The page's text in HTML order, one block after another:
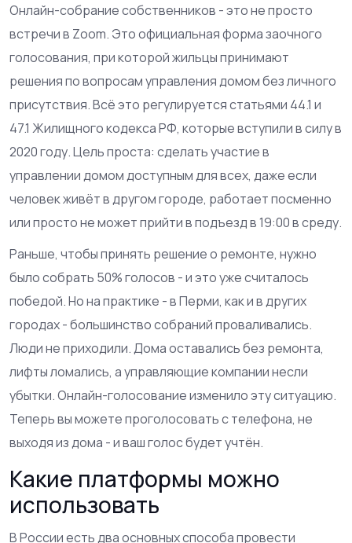
Онлайн-собрание собственников - это не просто
встречи в Zoom. Это официальная форма заочного
голосования, при которой жильцы принимают
решения по вопросам управления домом без личного
присутствия. Всё это регулируется статьями 44.1 и
47.1 Жилищного кодекса РФ, которые вступили в силу в
2020 году. Цель проста: сделать участие в
управлении домом доступным для всех, даже если
человек живёт в другом городе, работает посменно
или просто не может прийти в подъезд в 19:00 в среду.
Раньше, чтобы принять решение о ремонте, нужно
было собрать 50% голосов - и это уже считалось
победой. Но на практике - в Перми, как и в других
городах - большинство собраний проваливались.
Люди не приходили. Дома оставались без ремонта,
лифты ломались, а управляющие компании несли
убытки. Онлайн-голосование изменило эту ситуацию.
Теперь вы можете проголосовать с телефона, не
выходя из дома - и ваш голос будет учтён.
Какие платформы можно
использовать
В России есть два основных способа провести